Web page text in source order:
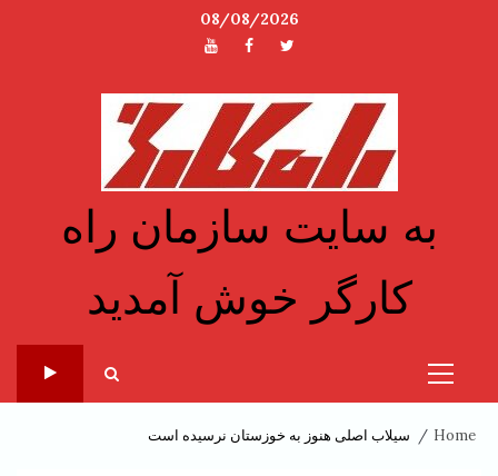
08/08/2026
توئیترفیسبوکیوتیوب
به سایت سازمان راه
کارگر خوش آمدید
Primary
Home سیلاب اصلی هنوز به خوزستان نرسیده است